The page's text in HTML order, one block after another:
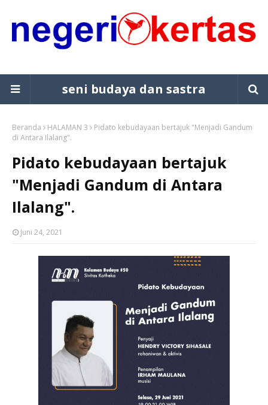
seni budaya dan sastra
Beranda HALAMAN 3
Pidato kebudayaan bertajuk "Menjadi Gandum
di Antara Ilalang".
Pidato kebudayaan bertajuk
"Menjadi Gandum di Antara
Ilalang".
Juni 24, 2021